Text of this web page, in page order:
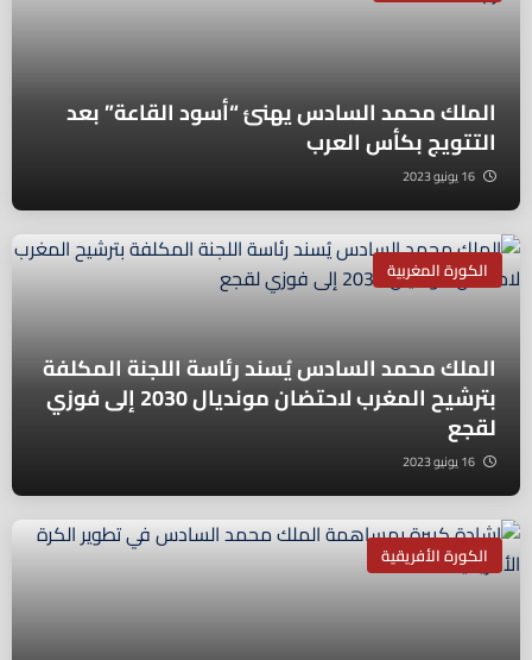
الملك محمد السادس يهنئ “أسود القاعة” بعد
التتويج بكأس العرب
الكورة المغربية
الملك محمد السادس يُسند رئاسة اللجنة المكلفة
بترشيح المغرب لاحتضان مونديال 2030 إلى فوزي
لقجع
الكورة الأفريقية